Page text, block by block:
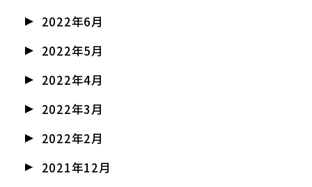
2022年6月
2022年5月
2022年4月
2022年3月
2022年2月
2021年12月